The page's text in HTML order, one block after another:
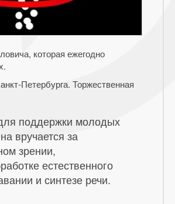
которая ежегодно
Петербурга. Торжественная
поддержки молодых
вручается за
зрении,
естественного
и синтезе речи.